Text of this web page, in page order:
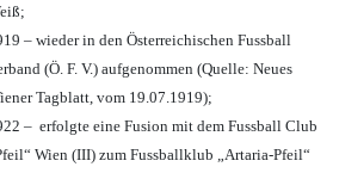
– wieder in den Österreichischen Fussball
(Ö. F. V.) aufgenommen (Quelle: Neues
Tagblatt, vom 19.07.1919);
– erfolgte eine Fusion mit dem Fussball Club
Wien (III) zum Fussballklub „Artaria-Pfeil“